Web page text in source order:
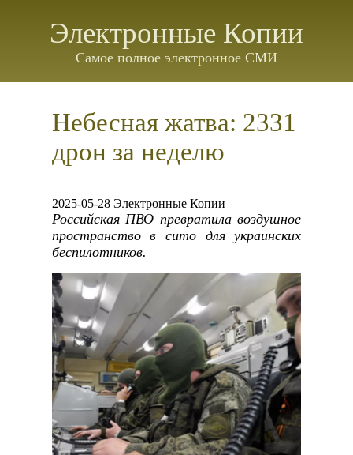
Электронные Копии
Самое полное электронное СМИ
Небесная жатва: 2331
дрон за неделю
2025-05-28 Электронные Копии
Российская ПВО превратила воздушное
пространство в сито для украинских
беспилотников.